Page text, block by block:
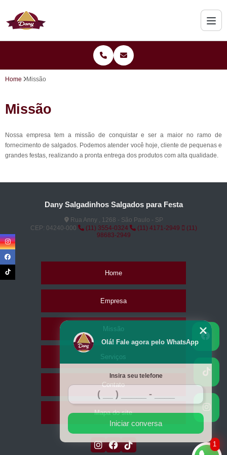
Home Missão
Missão
Nossa empresa tem a missão de conquistar e ser a maior no ramo de
fornecimento de salgados. Podemos atender você hoje, cliente de pequenas e
grandes festas, realizando a pronta entrega dos produtos com alta qualidade.
Dany Salgadinhos Salgados para Festa
Rua Anny , 1268 - São Paulo - SP
CEP: 04240-000
(11) 3554-0324 (11) 4171-2949
(11)
98683-2949
Home
Empresa
Missão
Serviços
Contato
Mapa do site
1
Olá! Fale agora pelo WhatsApp
Insira seu telefone
Iniciar conversa